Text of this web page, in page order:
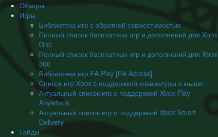
Обзоры
Игры
Библиотека игр с обратной совместимостью
Полный список бесплатных игр и дополнений для Xbox
One
Полный список бесплатных игр и дополнений для Xbox
360
Библиотека игр EA Play [EA Access]
Список игр Xbox c поддержкой клавиатуры и мыши
Актуальный список игр с поддержкой Xbox Play
Anywhere
Актуальный список игр с поддержкой Xbox Smart
Delivery
Гайды